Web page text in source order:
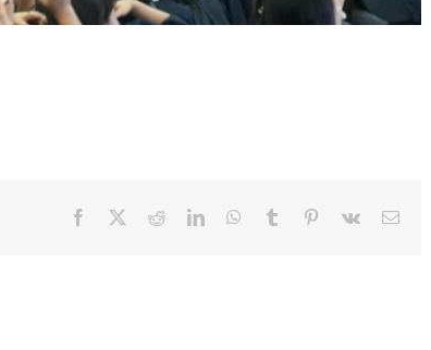
Facebook RedditLinkedInWhatsApp
Tumblr Pinterest
Vk Email